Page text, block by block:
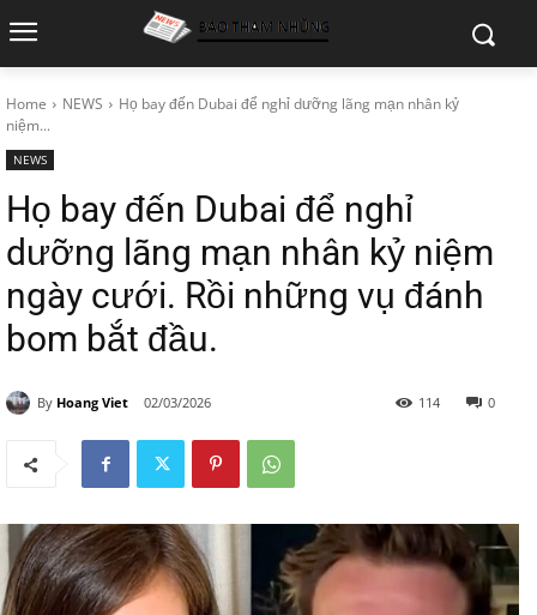
Home NEWS
Họ bay đến Dubai để nghỉ dưỡng lãng mạn nhân kỷ
niệm...
NEWS
Họ bay đến Dubai để nghỉ
dưỡng lãng mạn nhân kỷ niệm
ngày cưới. Rồi những vụ đánh
bom bắt đầu.
By Hoang Viet 02/03/2026 0
114